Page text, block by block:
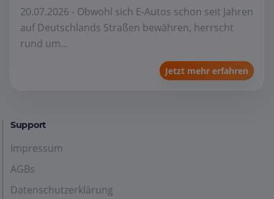
20.07.2026 - Obwohl sich E-Autos schon seit Jahren
auf Deutschlands Straßen bewähren, herrscht
rund um...
Jetzt mehr erfahren
Support
Impressum
AGBs
Datenschutzerklärung